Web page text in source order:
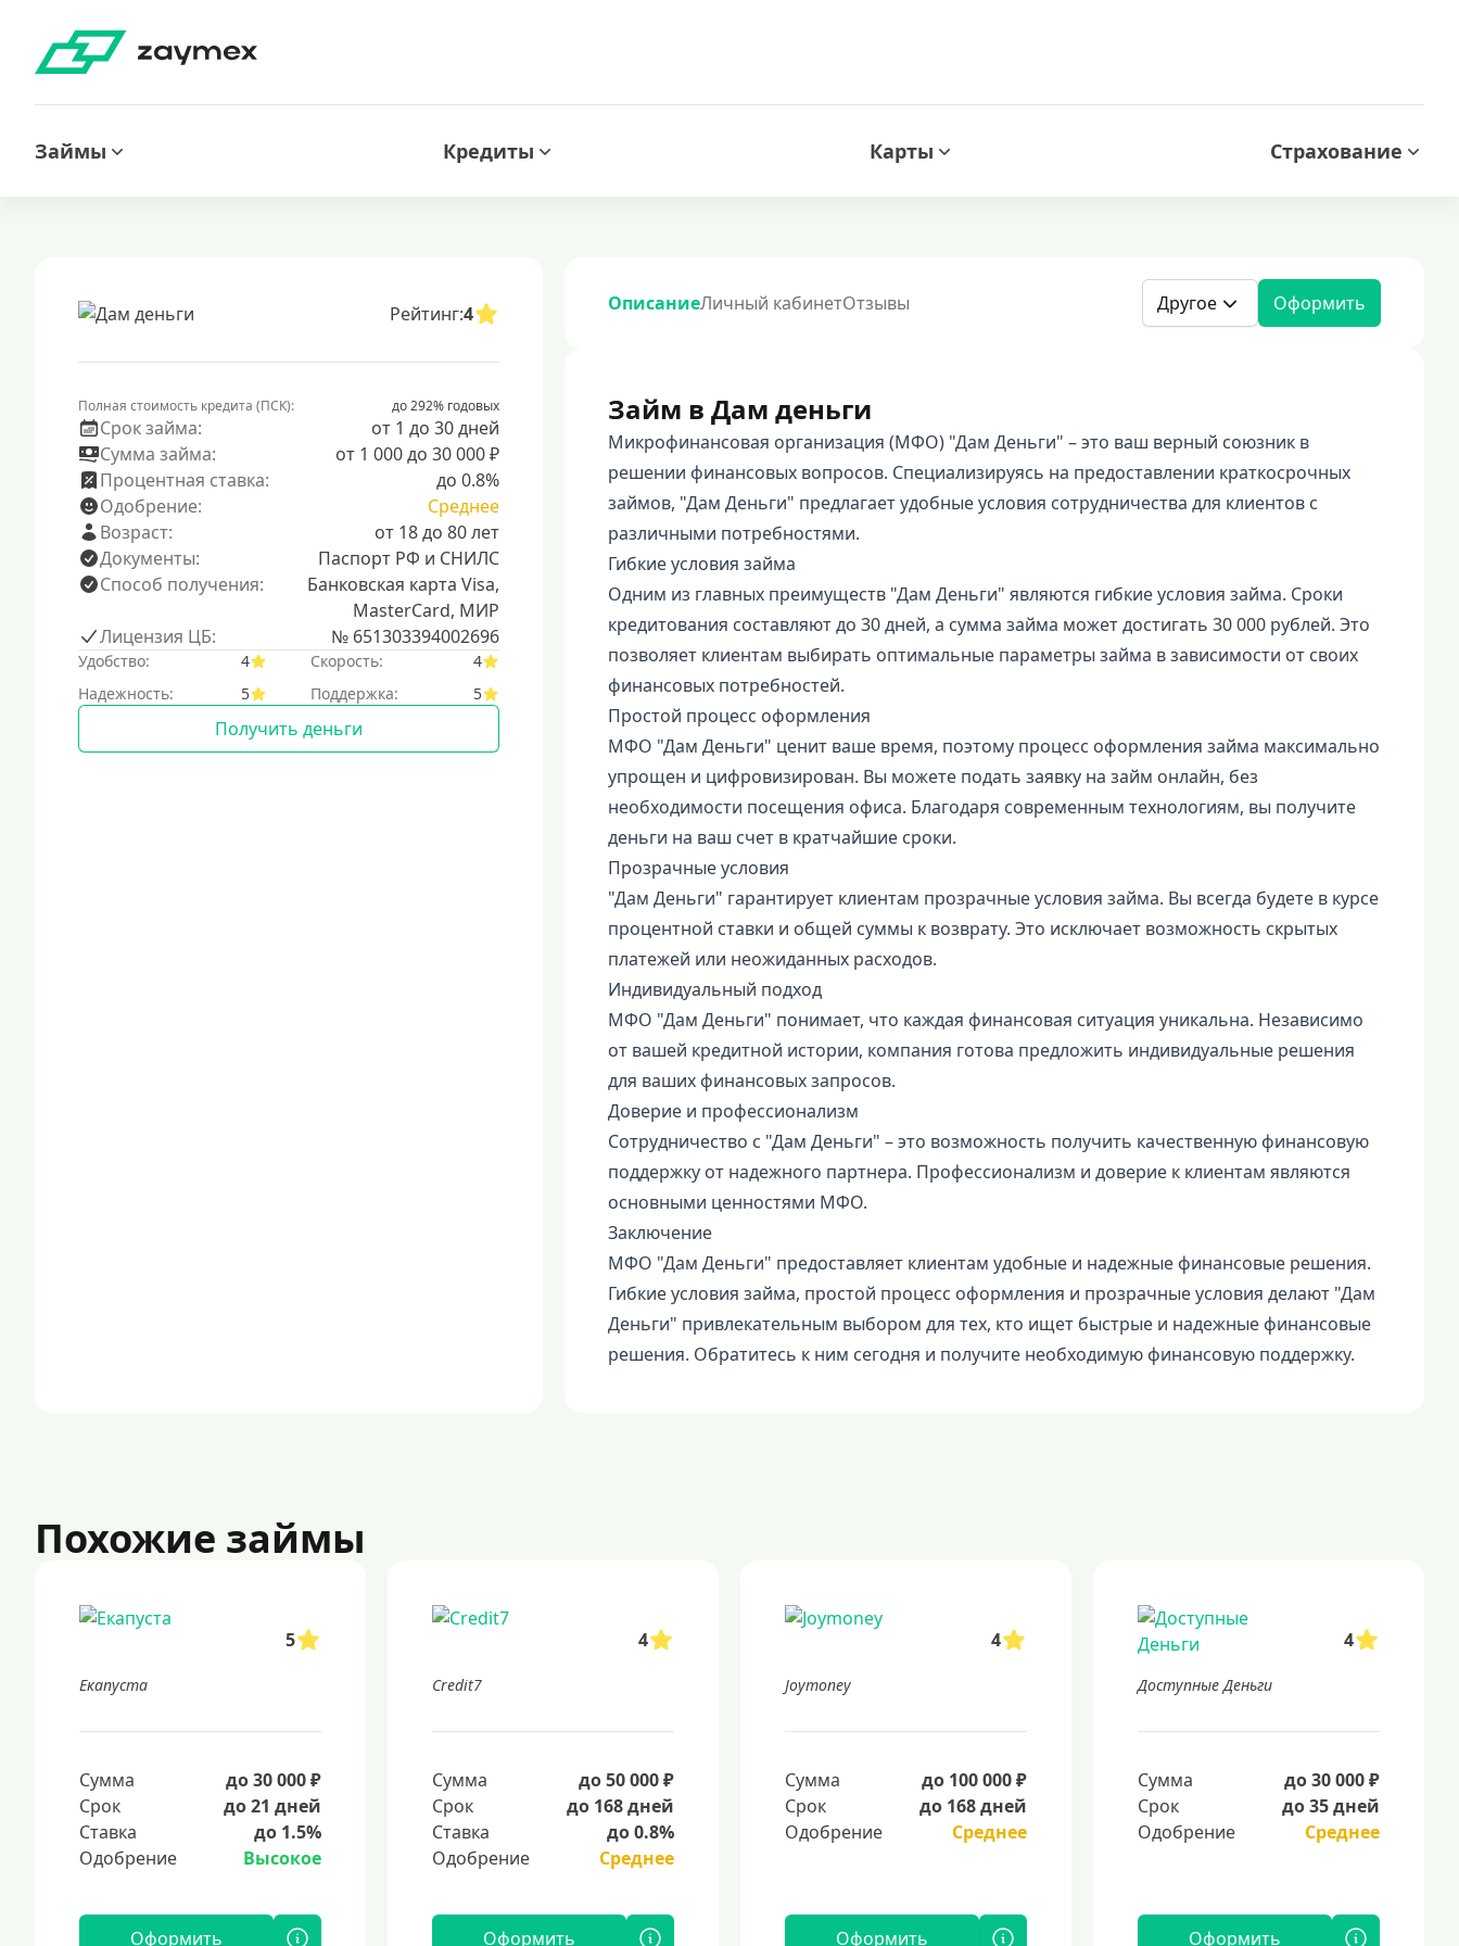
Займы Кредиты Карты Страхование
Рейтинг:4
Полная стоимость кредита (ПСК): до 292% годовых
Срок займа:
от 1 до 30 дней
Сумма займа:
от 1 000 до 30 000 ₽
Процентная ставка:
до 0.8%
Одобрение:
Среднее
Возраст:
от 18 до 80 лет
Документы:
Паспорт РФ и СНИЛС
Способ получения:
Банковская карта Visa,
MasterCard, МИР
Лицензия ЦБ:
№ 651303394002696
Удобство: 4 Скорость:
4
Надежность:
5 Поддержка: 5
Получить деньги
ОписаниеЛичный кабинетОтзывы Другое Оформить
Займ в Дам деньги
Микрофинансовая организация (МФО) "Дам Деньги" – это ваш верный союзник в
решении финансовых вопросов. Специализируясь на предоставлении краткосрочных
займов, "Дам Деньги" предлагает удобные условия сотрудничества для клиентов с
различными потребностями.
Гибкие условия займа
Одним из главных преимуществ "Дам Деньги" являются гибкие условия займа. Сроки
кредитования составляют до 30 дней, а сумма займа может достигать 30 000 рублей. Это
позволяет клиентам выбирать оптимальные параметры займа в зависимости от своих
финансовых потребностей.
Простой процесс оформления
МФО "Дам Деньги" ценит ваше время, поэтому процесс оформления займа максимально
упрощен и цифровизирован. Вы можете подать заявку на займ онлайн, без
необходимости посещения офиса. Благодаря современным технологиям, вы получите
деньги на ваш счет в кратчайшие сроки.
Прозрачные условия
"Дам Деньги" гарантирует клиентам прозрачные условия займа. Вы всегда будете в курсе
процентной ставки и общей суммы к возврату. Это исключает возможность скрытых
платежей или неожиданных расходов.
Индивидуальный подход
МФО "Дам Деньги" понимает, что каждая финансовая ситуация уникальна. Независимо
от вашей кредитной истории, компания готова предложить индивидуальные решения
для ваших финансовых запросов.
Доверие и профессионализм
Сотрудничество с "Дам Деньги" – это возможность получить качественную финансовую
поддержку от надежного партнера. Профессионализм и доверие к клиентам являются
основными ценностями МФО.
Заключение
МФО "Дам Деньги" предоставляет клиентам удобные и надежные финансовые решения.
Гибкие условия займа, простой процесс оформления и прозрачные условия делают "Дам
Деньги" привлекательным выбором для тех, кто ищет быстрые и надежные финансовые
решения. Обратитесь к ним сегодня и получите необходимую финансовую поддержку.
Похожие займы
5
Екапуста
Сумма
до 30 000 ₽
Срок
до 21 дней
Ставка
до 1.5%
Одобрение
Высокое
Оформить
4
Credit7
Сумма
до 50 000 ₽
Срок
до 168 дней
Ставка
до 0.8%
Одобрение
Среднее
Оформить
4
Joymoney
Сумма
до 100 000 ₽
Срок
до 168 дней
Одобрение
Среднее
Оформить
4
Доступные Деньги
Сумма
до 30 000 ₽
Срок
до 35 дней
Одобрение
Среднее
Оформить